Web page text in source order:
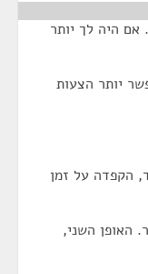
אם היה לך יותר
יותר הצעות
הקפדה על זמן
האופן השני,